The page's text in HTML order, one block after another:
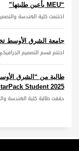
“MEU بأعين طلبتها”
اختتمت كلية الهندسة
جامعة الشرق الأوسط
اختتم قسم التصميم
طالبة من “الشرق
Student 2025
حققت طالبة كلية الهندسة